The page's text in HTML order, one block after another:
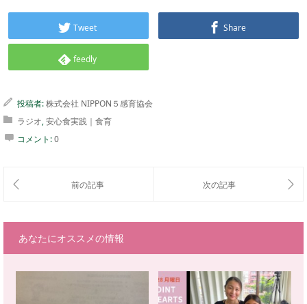
Tweet Share
feedly
投稿者:株式会社 NIPPON５感育協会
ラジオ,安心食実践｜食育
コメント:0
あなたにオススメの情報